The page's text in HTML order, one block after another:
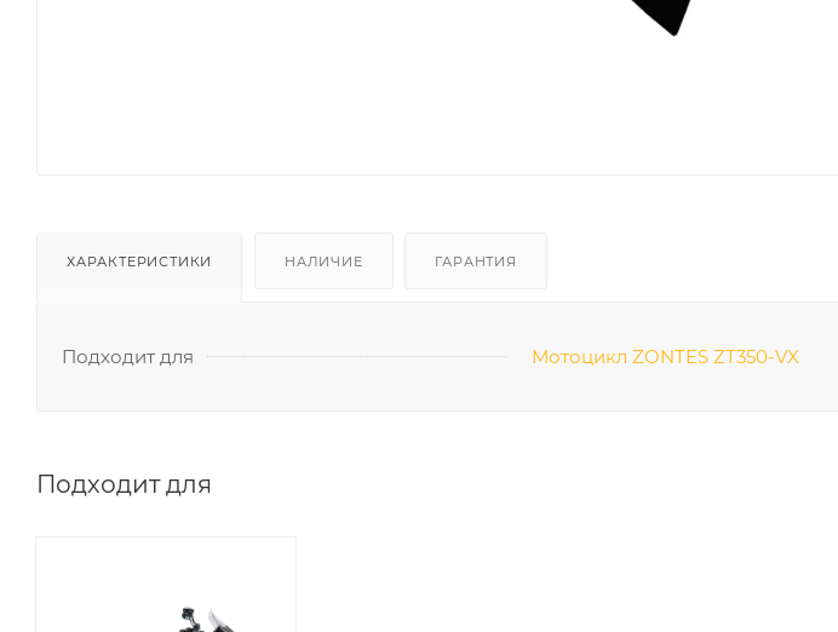
ХАРАКТЕРИСТИКИ НАЛИЧИЕ ГАРАНТИЯ
Подходит для Мотоцикл ZONTES ZT350-VX
Подходит для